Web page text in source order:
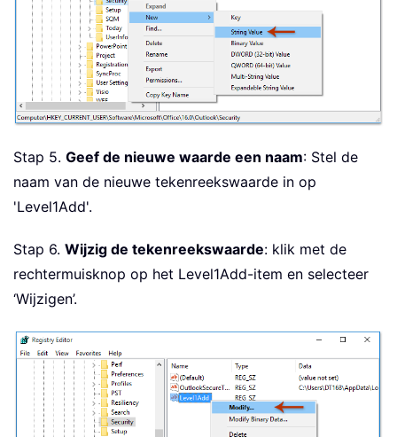
Stap 5. Geef de nieuwe waarde een naam: Stel de
naam van de nieuwe tekenreekswaarde in op
'Level1Add'.
Stap 6. Wijzig de tekenreekswaarde: klik met de
rechtermuisknop op het Level1Add-item en selecteer
‘Wijzigen’.